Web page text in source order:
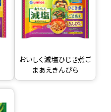
おいしく減塩ひじき煮ご
まあえきんぴら